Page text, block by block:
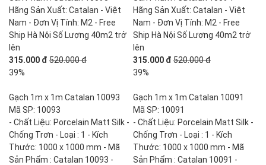
Hãng Sản Xuất: Catalan - Việt
Nam - Đơn Vị Tính: M2 - Free
Ship Hà Nội Số Lượng 40m2 trở
lên
315.000 đ 520.000 đ
39%
Hãng Sản Xuất: Catalan - Việt
Nam - Đơn Vị Tính: M2 - Free
Ship Hà Nội Số Lượng 40m2 trở
lên
315.000 đ 520.000 đ
39%
Gạch 1m x 1m Catalan 10093
Mã SP: 10093
- Chất Liệu: Porcelain Matt Silk -
Chống Trơn - Loại : 1 - Kích
Thước: 1000 x 1000 mm - Mã
Sản Phẩm : Catalan 10093 -
Gạch 1m x 1m Catalan 10091
Mã SP: 10091
- Chất Liệu: Porcelain Matt Silk -
Chống Trơn - Loại : 1 - Kích
Thước: 1000 x 1000 mm - Mã
Sản Phẩm : Catalan 10091 -